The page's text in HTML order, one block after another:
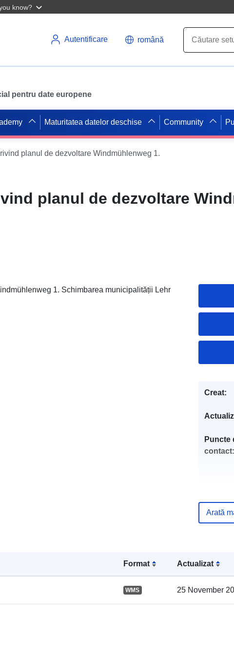
know?
Autentificare română
pentru date europene
Maturitatea datelor deschise Community
planul de dezvoltare Windmühlenweg 1.
planul de dezvoltare
1. Schimbarea municipalității Lehr
Format Actualizat
WMS 25 November
Creat:
Puncte
contact:
Arată